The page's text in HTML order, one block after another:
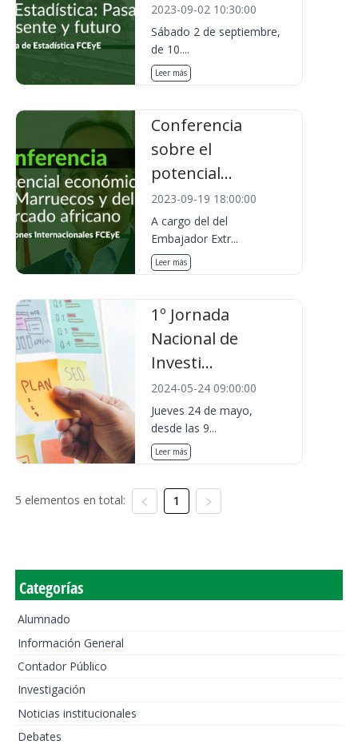
2023-09-02 10:30:00
Sábado 2 de septiembre,
de 10....
Leer más
Conferencia
sobre el
potencial...
2023-09-19 18:00:00
A cargo del del
Embajador Extr...
Leer más
1º Jornada
Nacional de
Investi...
2024-05-24 09:00:00
Jueves 24 de mayo,
desde las 9...
Leer más
5 elementos en total: 1
Categorías
Alumnado
Información General
Contador Público
Investigación
Noticias institucionales
Debates